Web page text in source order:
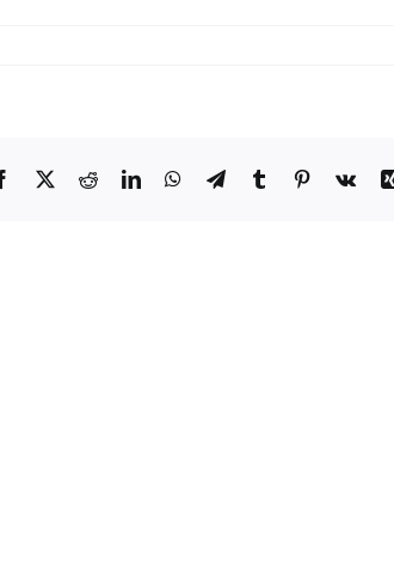
Facebook
X RedditLinkedInWhatsApp
TelegramTumblr Pinterest
Vk